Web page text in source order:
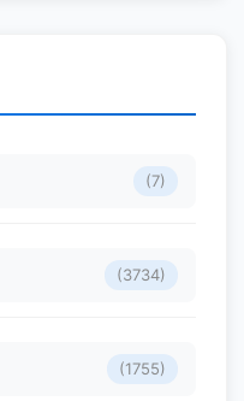
(7)
(3734)
(1755)